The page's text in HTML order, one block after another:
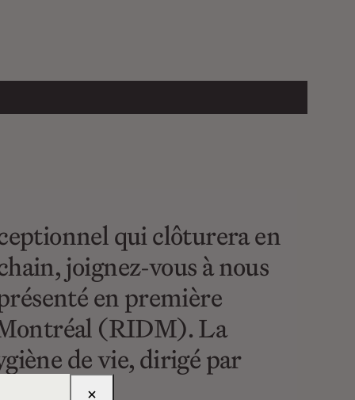
qui clôturera en
joignez-vous à nous
en première
(RIDM). La
de vie, dirigé par
×